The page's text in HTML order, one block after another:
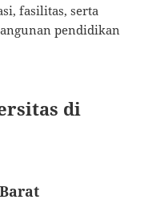
fasilitas, serta
pendidikan
di